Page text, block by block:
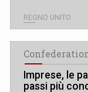
REGNO UNITO
Imprese, le
passi più